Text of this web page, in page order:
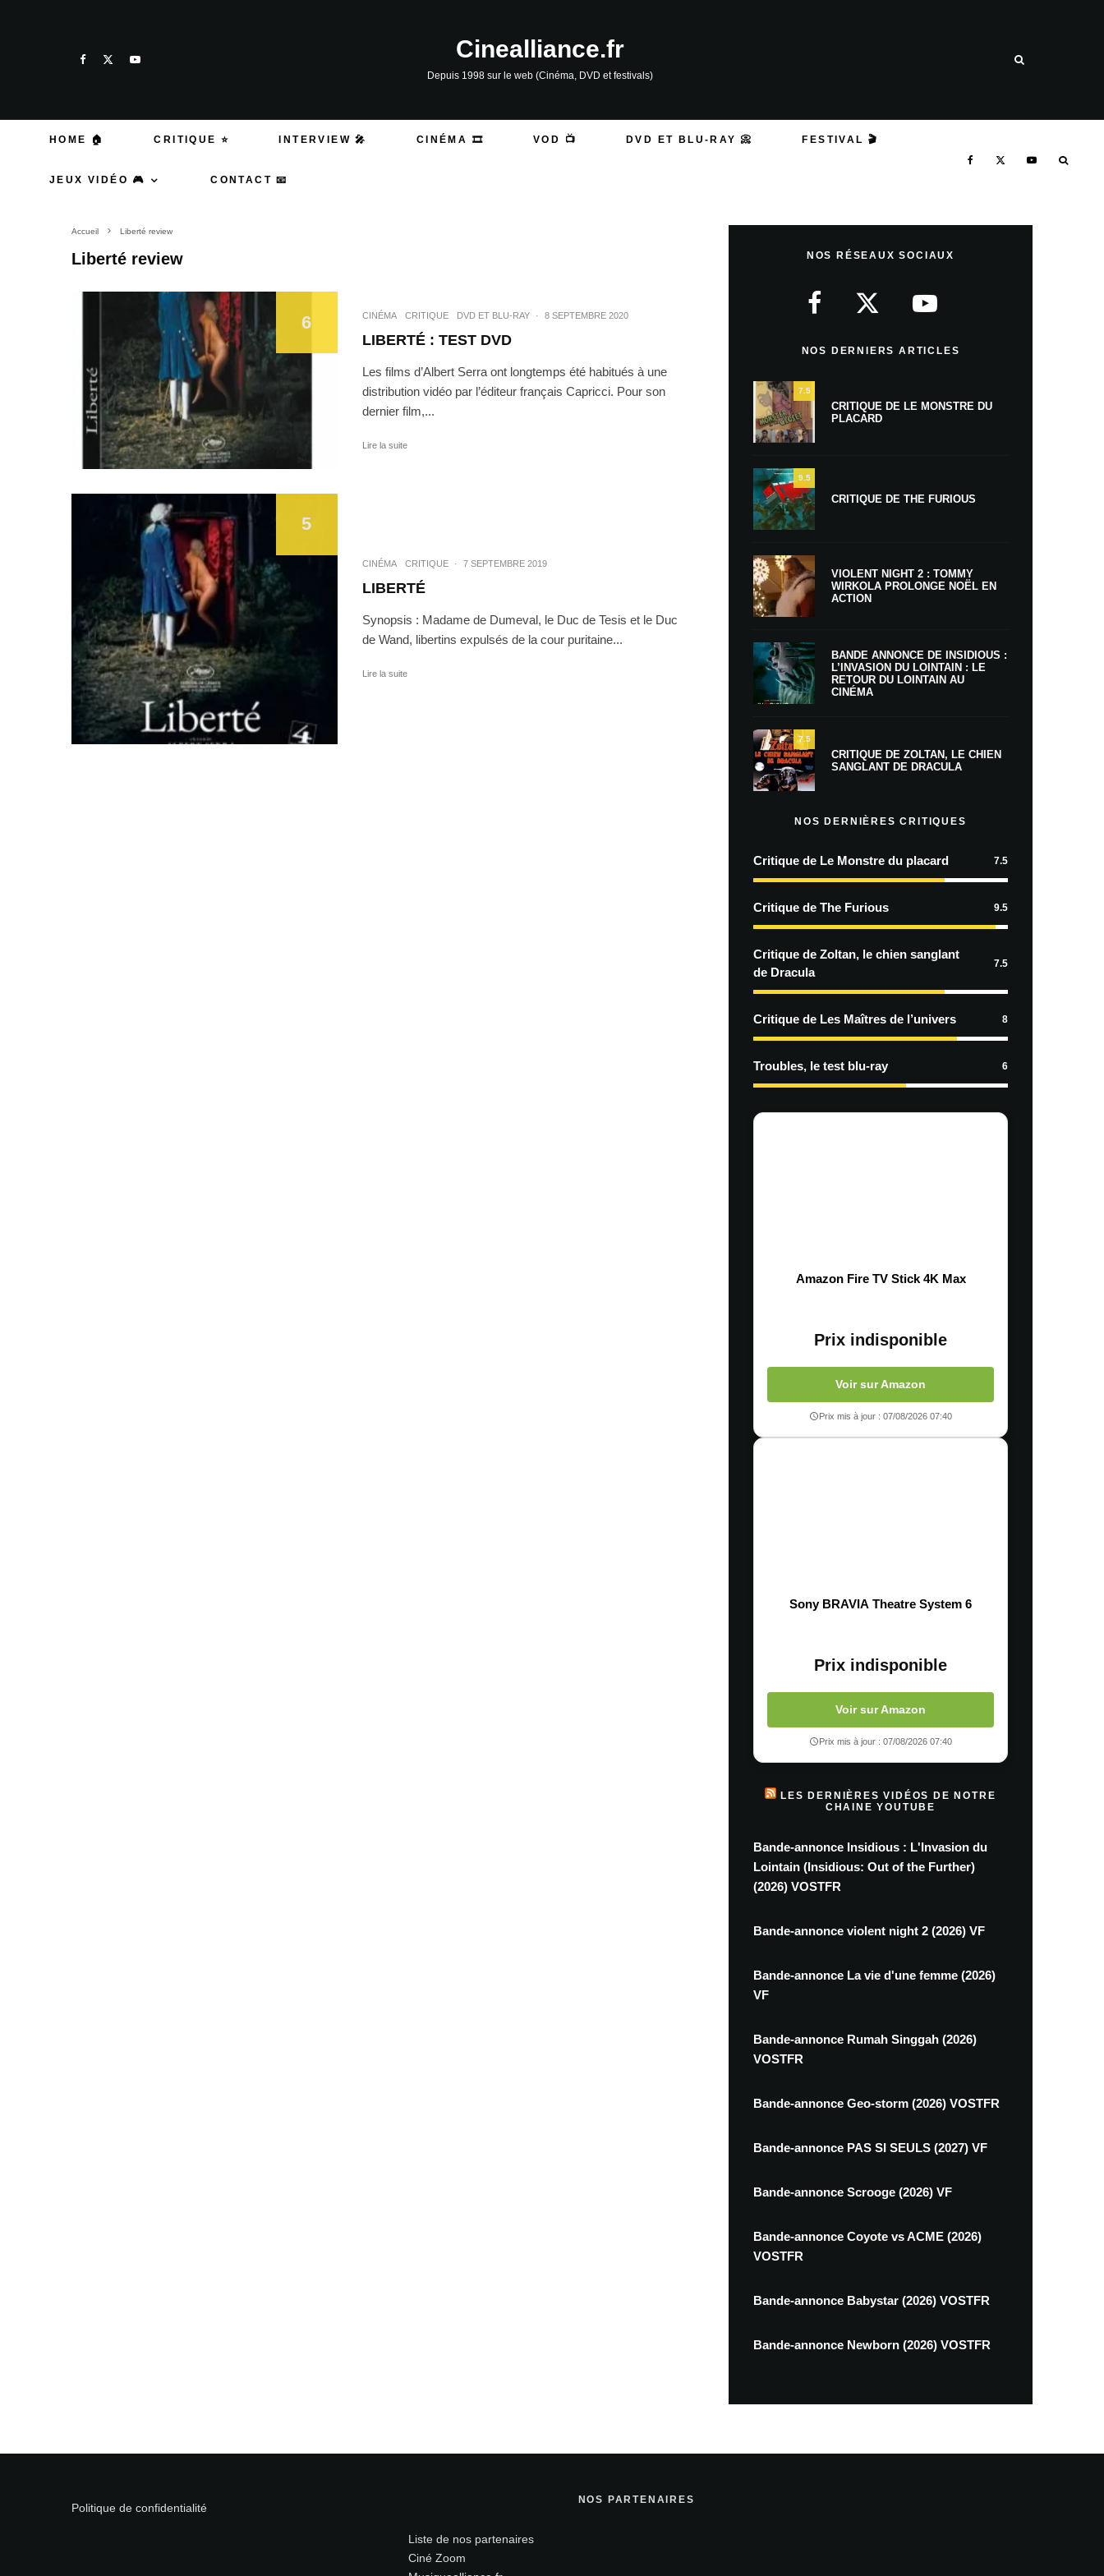
Cinealliance.fr
Depuis 1998 sur le web (Cinéma, DVD et festivals)
HOME 🏠 CRITIQUE ⭐ INTERVIEW 🎤 CINÉMA 🎞️ VOD 📺 DVD ET BLU-RAY 📀 FESTIVAL 🎬
JEUX VIDÉO 🎮 CONTACT 📧
Accueil Liberté review
Liberté review
6 CINÉMA CRITIQUE DVD ET BLU-RAY · 8 SEPTEMBRE 2020
LIBERTÉ : TEST DVD
Les films d’Albert Serra ont longtemps été habitués à une
distribution vidéo par l’éditeur français Capricci. Pour son
dernier film,...
Lire la suite
5
CINÉMA CRITIQUE · 7 SEPTEMBRE 2019
LIBERTÉ
Synopsis : Madame de Dumeval, le Duc de Tesis et le Duc
de Wand, libertins expulsés de la cour puritaine...
Lire la suite
NOS RÉSEAUX SOCIAUX
NOS DERNIERS ARTICLES
7.5
CRITIQUE DE LE MONSTRE DU
PLACARD
9.5
CRITIQUE DE THE FURIOUS
VIOLENT NIGHT 2 : TOMMY
WIRKOLA PROLONGE NOËL EN
ACTION
BANDE ANNONCE DE INSIDIOUS :
L’INVASION DU LOINTAIN : LE
RETOUR DU LOINTAIN AU
CINÉMA
7.5
CRITIQUE DE ZOLTAN, LE CHIEN
SANGLANT DE DRACULA
NOS DERNIÈRES CRITIQUES
Critique de Le Monstre du placard 7.5
Critique de The Furious 9.5
Critique de Zoltan, le chien sanglant
de Dracula
7.5
Critique de Les Maîtres de l’univers 8
Troubles, le test blu-ray 6
Amazon Fire TV Stick 4K Max
Prix indisponible
Voir sur Amazon
Prix mis à jour : 07/08/2026 07:40
Sony BRAVIA Theatre System 6
Prix indisponible
Voir sur Amazon
Prix mis à jour : 07/08/2026 07:40
LES DERNIÈRES VIDÉOS DE NOTRE
CHAINE YOUTUBE
Bande-annonce Insidious : L'Invasion du
Lointain (Insidious: Out of the Further)
(2026) VOSTFR
Bande-annonce violent night 2 (2026) VF
Bande-annonce La vie d'une femme (2026)
VF
Bande-annonce Rumah Singgah (2026)
VOSTFR
Bande-annonce Geo-storm (2026) VOSTFR
Bande-annonce PAS SI SEULS (2027) VF
Bande-annonce Scrooge (2026) VF
Bande-annonce Coyote vs ACME (2026)
VOSTFR
Bande-annonce Babystar (2026) VOSTFR
Bande-annonce Newborn (2026) VOSTFR
Politique de confidentialité
NOS PARTENAIRES
Liste de nos partenaires
Ciné Zoom